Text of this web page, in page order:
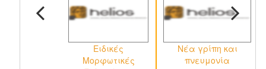
Ειδικές
Μορφωτικές
Νέα γρίπη και
πνευμονία